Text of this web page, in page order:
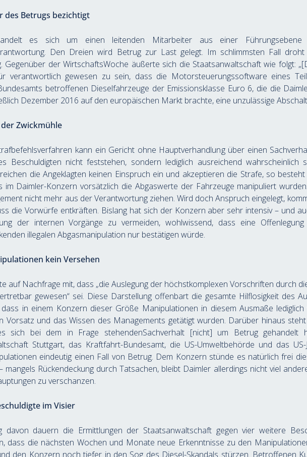
des Betrugs bezichtigt
es sich um einen leitenden Mitarbeiter aus einer
Den Dreien wird Betrug zur Last gelegt. Im schlimmsten Fall
Gegenüber der WirtschaftsWoche äußerte sich die Staatsanwaltschaft wie folgt:
verantwortlich gewesen zu sein, dass die Motorsteuerungssoftware eines
betroffenen Dieselfahrzeuge der Emissionsklasse Euro 6, die die
Dezember 2016 auf den europäischen Markt brachte, eine unzulässige
Zwickmühle
kann ein Gericht ohne Hauptverhandlung über einen
Beschuldigten nicht feststehen, sondern lediglich ausreichend
die Angeklagten keinen Einspruch ein und akzeptieren die Strafe, so
im Daimler-Konzern vorsätzlich die Abgaswerte der Fahrzeuge manipuliert
nicht mehr aus der Verantwortung ziehen. Wird doch Anspruch eingelegt,
die Vorwürfe entkräften. Bislang hat sich der Konzern aber sehr intensiv – und
der internen Vorgänge zu vermeiden, wohlwissend, dass eine
illegalen Abgasmanipulation nur bestätigen würde.
kein Versehen
auf Nachfrage mit, dass „die Auslegung der höchstkomplexen Vorschriften durch
gewesen“ sei. Diese Darstellung offenbart die gesamte Hilflosigkeit des
dass in einem Konzern dieser Größe Manipulationen in diesem Ausmaße
Vorsatz und das Wissen des Managements getätigt wurden. Darüber hinaus
sich bei dem in Frage stehendenSachverhalt [nicht] um Betrug gehandelt
Stuttgart, das Kraftfahrt-Bundesamt, die US-Umweltbehörde und das
eindeutig einen Fall von Betrug. Dem Konzern stünde es natürlich frei
mangels Rückendeckung durch Tatsachen, bleibt Daimler allerdings nicht viel
zu verschanzen.
im Visier
davon dauern die Ermittlungen der Staatsanwaltschaft gegen vier weitere
dass die nächsten Wochen und Monate neue Erkenntnisse zu den
den Konzern noch tiefer in den Sog des Diesel-Skandals stürzen. Betroffenen